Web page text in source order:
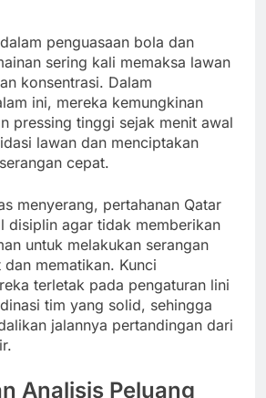
penguasaan bola dan
sering kali memaksa lawan
konsentrasi. Dalam
ini, mereka kemungkinan
pressing tinggi sejak menit awal
lawan dan menciptakan
cepat.
menyerang, pertahanan Qatar
disiplin agar tidak memberikan
untuk melakukan serangan
mematikan. Kunci
terletak pada pengaturan lini
tim yang solid, sehingga
jalannya pertandingan dari
Analisis Peluang